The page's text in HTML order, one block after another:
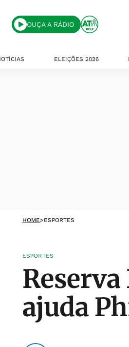
OUÇA A RÁDIO
ELEIÇÕES 2026
HOME>ESPORTES
ESPORTES
ajuda